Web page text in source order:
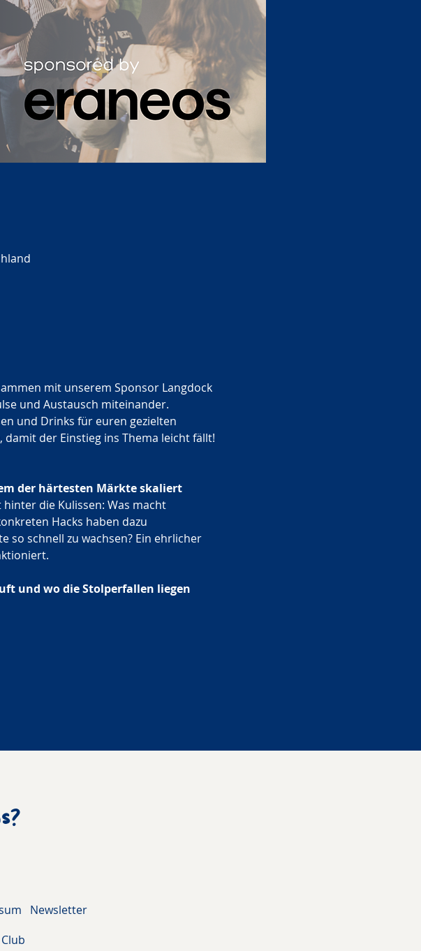
mit unserem Sponsor Langdock
und Austausch miteinander.
und Drinks für euren gezielten
der Einstieg ins Thema leicht fällt!
der härtesten Märkte skaliert
die Kulissen: Was macht
Hacks haben dazu
so schnell zu wachsen? Ein ehrlicher
und wo die Stolperfallen liegen
Newsletter